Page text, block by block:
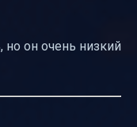
но он очень низкий